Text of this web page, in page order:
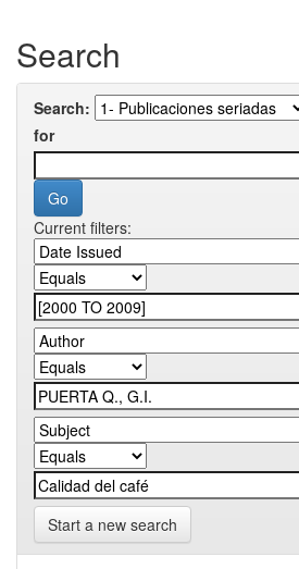
Search
Search:
for
Current filters:
Start a new search